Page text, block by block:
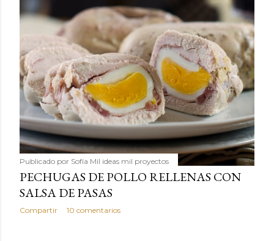
Publicado por Sofía Mil ideas mil proyectos
PECHUGAS DE POLLO RELLENAS CON
SALSA DE PASAS
Compartir 10 comentarios